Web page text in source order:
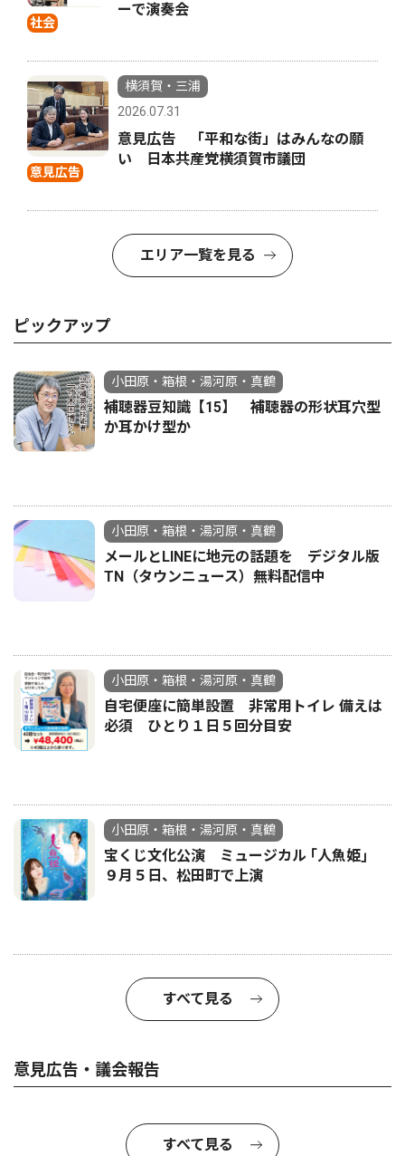
社会
ーで演奏会
意見広告
横須賀・三浦
2026.07.31
意見広告 「平和な街」はみんなの願
い 日本共産党横須賀市議団
エリア一覧を見る
ピックアップ
小田原・箱根・湯河原・真鶴
補聴器豆知識【15】 補聴器の形状耳穴型
か耳かけ型か
小田原・箱根・湯河原・真鶴
メールとLINEに地元の話題を デジタル版
TN（タウンニュース）無料配信中
小田原・箱根・湯河原・真鶴
自宅便座に簡単設置 非常用トイレ 備えは
必須 ひとり１日５回分目安
小田原・箱根・湯河原・真鶴
宝くじ文化公演 ミュージカル ｢人魚姫｣
９月５日、松田町で上演
すべて見る
意見広告・議会報告
すべて見る